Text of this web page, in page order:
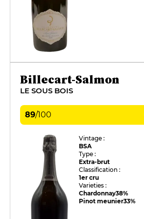
Billecart-Salmon
LE SOUS BOIS
89/100
Vintage :
BSA
Type :
Extra-brut
Classification :
1er cru
Varieties :
Chardonnay38%
Pinot meunier33%